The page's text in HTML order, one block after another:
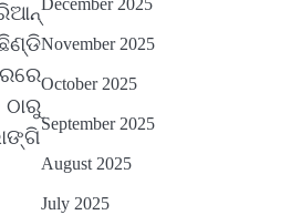
December 2025
November 2025
October 2025
September 2025
August 2025
July 2025